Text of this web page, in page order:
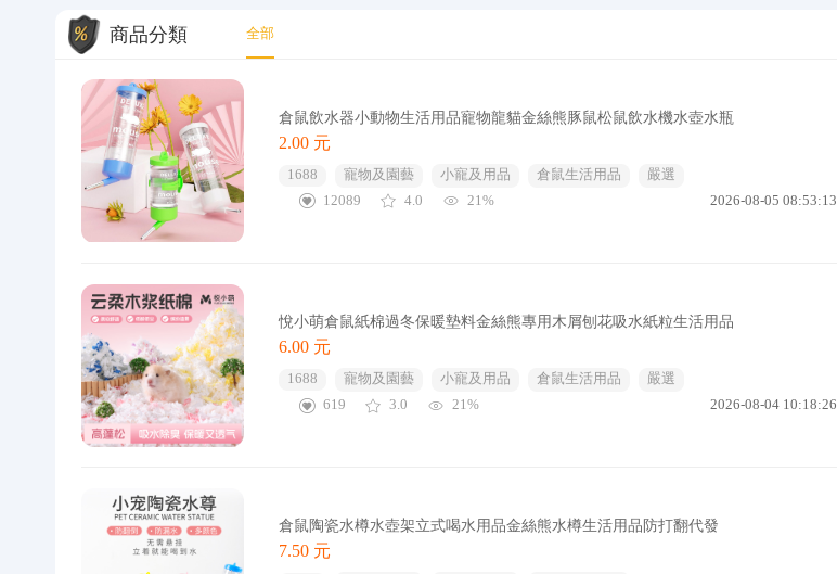
商品分類 全部
倉鼠飲水器小動物生活用品寵物龍貓金絲熊豚鼠松鼠飲水機水壺水瓶
2.00 元
1688 寵物及園藝 小寵及用品 倉鼠生活用品
嚴選
12089
4.0 21% 2026-08-05 08:53:13
悅小萌倉鼠紙棉過冬保暖墊料金絲熊專用木屑刨花吸水紙粒生活用品
6.00 元
1688 寵物及園藝 小寵及用品 倉鼠生活用品
嚴選
619
3.0 21% 2026-08-04 10:18:26
倉鼠陶瓷水樽水壺架立式喝水用品金絲熊水樽生活用品防打翻代發
7.50 元